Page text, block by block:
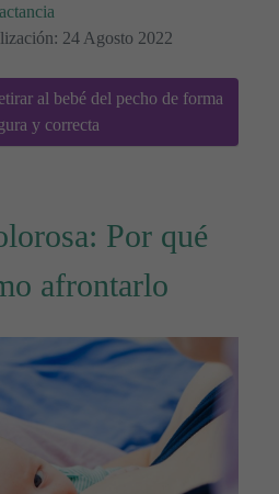
24 Agosto 2022
al bebé del pecho de forma
y correcta
Por qué
afrontarlo